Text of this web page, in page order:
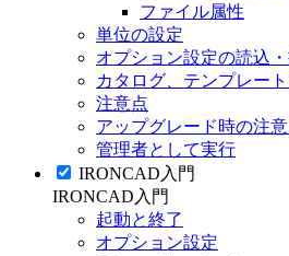
ファイル属性
単位の設定
オプション設定の読込
カタログ、テンプレー
注意点
アップグレード時の注
管理者として実行
IRONCAD入門
IRONCAD入門
起動と終了
オプション設定